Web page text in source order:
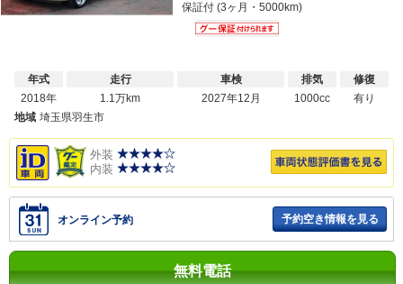
保証付 (3ヶ月・5000km)
年式
2018年
走行
1.1万km
車検
2027年12月
排気
1000cc
修復
有り
地域 埼玉県羽生市
外装
内装
オンライン予約 予約空き情報を見る
無料電話